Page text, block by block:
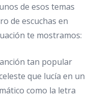
de esos temas
de escuchas en
te mostramos:
tan popular
que lucía en un
como la letra